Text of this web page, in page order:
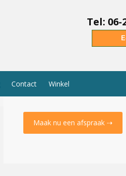
Tel: 06-
Contact Winkel
Maak nu een afspraak ⇢